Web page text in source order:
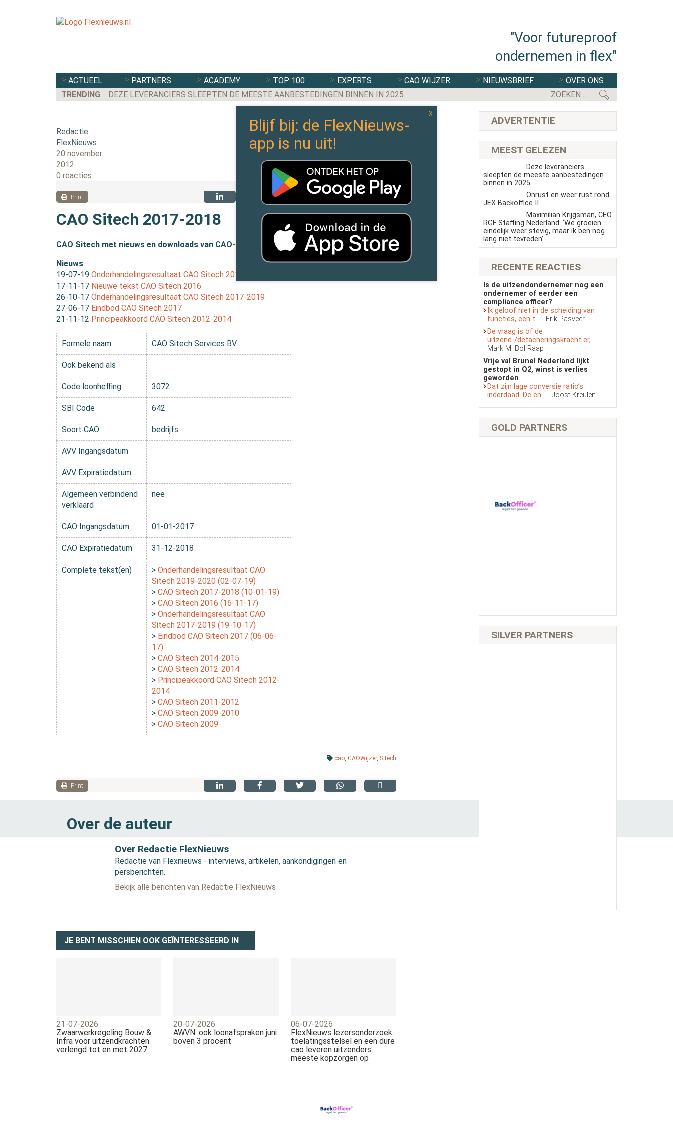
"Voor futureproof
ondernemen in flex"
ACTUEEL PARTNERS ACADEMY TOP 100 EXPERTS CAO WIJZER NIEUWSBRIEF
OVER ONS
TRENDING
DEZE LEVERANCIERS SLEEPTEN DE MEESTE AANBESTEDINGEN BINNEN IN 2025
Redactie
FlexNieuws
20 november
2012
0 reacties
Print
CAO Sitech 2017-2018
CAO Sitech met nieuws en downloads van CAO-teksten
Nieuws
19-07-19 Onderhandelingsresultaat CAO Sitech 2019-2020
17-11-17 Nieuwe tekst CAO Sitech 2016
26-10-17 Onderhandelingsresultaat CAO Sitech 2017-2019
27-06-17 Eindbod CAO Sitech 2017
21-11-12 Principeakkoord CAO Sitech 2012-2014
Formele naam CAO Sitech Services BV
Ook bekend als
Code loonheffing 3072
SBI Code 642
Soort CAO bedrijfs
AVV Ingangsdatum
AVV Expiratiedatum
Algemeen verbindend
verklaard
nee
CAO Ingangsdatum 01-01-2017
CAO Expiratiedatum 31-12-2018
Complete tekst(en) > Onderhandelingsresultaat CAO
Sitech 2019-2020 (02-07-19)
> CAO Sitech 2017-2018 (10-01-19)
> CAO Sitech 2016 (16-11-17)
> Onderhandelingsresultaat CAO
Sitech 2017-2019 (19-10-17)
> Eindbod CAO Sitech 2017 (06-06-
17)
> CAO Sitech 2014-2015
> CAO Sitech 2012-2014
> Principeakkoord CAO Sitech 2012-
2014
> CAO Sitech 2011-2012
> CAO Sitech 2009-2010
> CAO Sitech 2009
cao ,CAOWijzer, Sitech
Print
Over de auteur
Over Redactie FlexNieuws
Redactie van Flexnieuws - interviews, artikelen, aankondigingen en
persberichten.
Bekijk alle berichten van Redactie FlexNieuws
JE BENT MISSCHIEN OOK GEÏNTERESSEERD IN
21-07-2026
Zwaarwerkregeling Bouw &
Infra voor uitzendkrachten
verlengd tot en met 2027
20-07-2026
AWVN: ook loonafspraken juni
boven 3 procent
06-07-2026
FlexNieuws lezersonderzoek:
toelatingsstelsel en een dure
cao leveren uitzenders
meeste kopzorgen op
ADVERTENTIE
MEEST GELEZEN
Deze leveranciers
sleepten de meeste aanbestedingen
binnen in 2025
Onrust en weer rust rond
JEX Backoffice II
Maximilian Krijgsman, CEO
RGF Staffing Nederland: ‘We groeien
eindelijk weer stevig, maar ik ben nog
lang niet tevreden’
RECENTE REACTIES
Is de uitzendondernemer nog een
ondernemer of eerder een
compliance officer?
Ik geloof niet in de scheiding van
functies, een t... - Erik Pasveer
De vraag is of de
uitzend-/detacheringskracht er, ... -
Mark M. Bol Raap
Vrije val Brunel Nederland lijkt
gestopt in Q2, winst is verlies
geworden
Dat zijn lage conversie ratio’s
inderdaad. De en... - Joost Kreulen
GOLD PARTNERS
SILVER PARTNERS